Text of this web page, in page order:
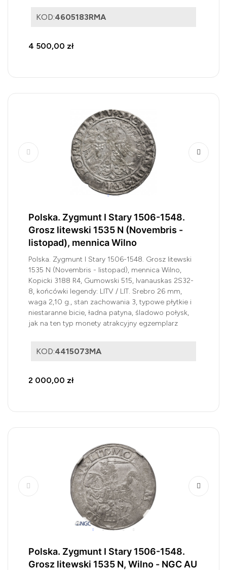
KOD:4605183RMA
4 500,00 zł
Polska. Zygmunt I Stary 1506-1548.
Grosz litewski 1535 N (Novembris -
listopad), mennica Wilno
Polska. Zygmunt I Stary 1506-1548. Grosz litewski
1535 N (Novembris - listopad), mennica Wilno,
Kopicki 3188 R4, Gumowski 515, Ivanauskas 2S32-
8, końcówki legendy: LITV / LIT. Srebro 26 mm,
waga 2,10 g., stan zachowania 3, typowe płytkie i
niestaranne bicie, ładna patyna, śladowo połysk,
jak na ten typ monety atrakcyjny egzemplarz
KOD:4415073MA
2 000,00 zł
Polska. Zygmunt I Stary 1506-1548.
Grosz litewski 1535 N, Wilno - NGC AU